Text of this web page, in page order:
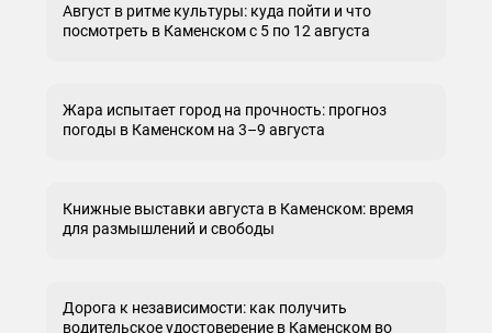
Август в ритме культуры: куда пойти и что
посмотреть в Каменском с 5 по 12 августа
Жара испытает город на прочность: прогноз
погоды в Каменском на 3–9 августа
Книжные выставки августа в Каменском: время
для размышлений и свободы
Дорога к независимости: как получить
водительское удостоверение в Каменском во